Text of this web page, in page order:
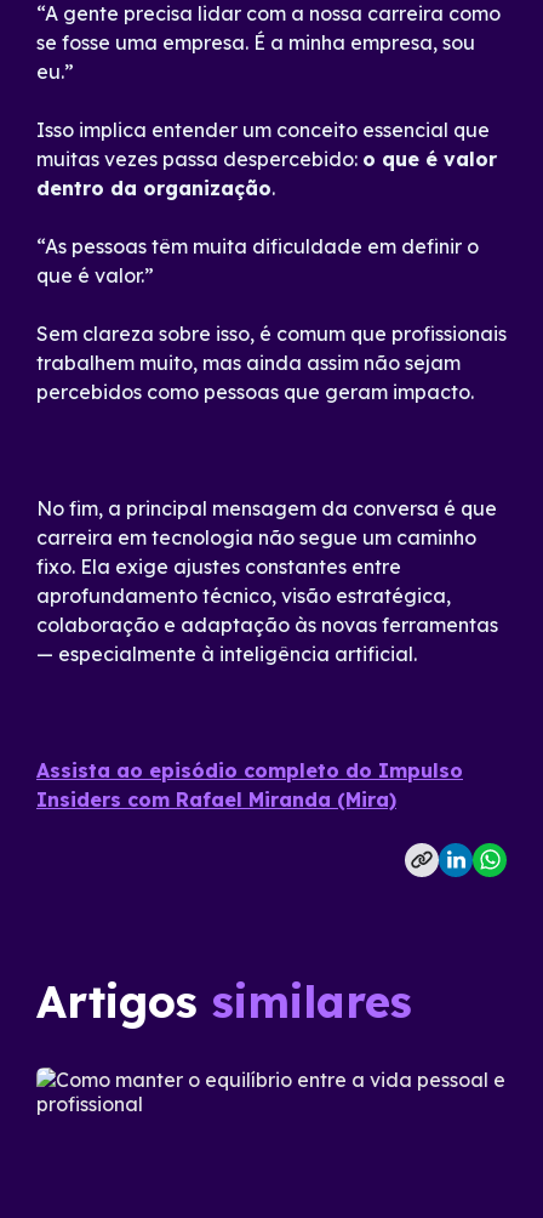
“A gente precisa lidar com a nossa carreira como
se fosse uma empresa. É a minha empresa, sou
eu.”
Isso implica entender um conceito essencial que
muitas vezes passa despercebido: o que é valor
dentro da organização.
“As pessoas têm muita dificuldade em definir o
que é valor.”
Sem clareza sobre isso, é comum que profissionais
trabalhem muito, mas ainda assim não sejam
percebidos como pessoas que geram impacto.
No fim, a principal mensagem da conversa é que
carreira em tecnologia não segue um caminho
fixo. Ela exige ajustes constantes entre
aprofundamento técnico, visão estratégica,
colaboração e adaptação às novas ferramentas
— especialmente à inteligência artificial.
Assista ao episódio completo do Impulso
Insiders com Rafael Miranda (Mira)
Artigos similares